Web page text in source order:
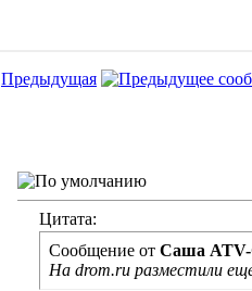
Предыдущая
Цитата:
Сообщение от Саша
На drom.ru разместили